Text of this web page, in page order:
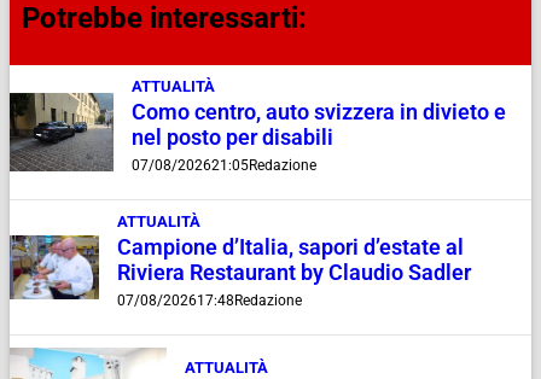
Potrebbe interessarti:
ATTUALITÀ
Como centro, auto svizzera in divieto e
nel posto per disabili
07/08/202621:05Redazione
ATTUALITÀ
Campione d’Italia, sapori d’estate al
Riviera Restaurant by Claudio Sadler
07/08/202617:48 Redazione
ATTUALITÀ